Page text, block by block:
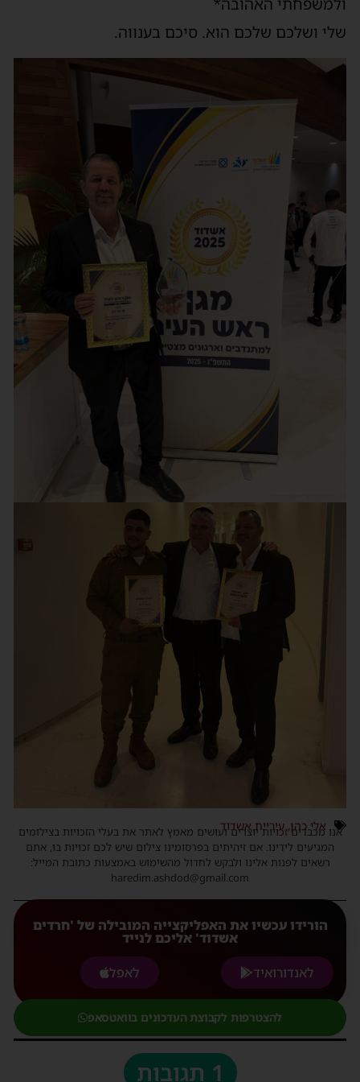
שלי ושלכם שלכם הוא. סיכם בענווה.
אלי כהן,עיריית אשדוד
אנו מכבדים זכויות יוצרים ועושים מאמץ לאתר את בעלי הזכויות בצילומים
המגיעים לידינו. אם זיהיתים בפרסומינו צילום שיש לכם זכויות בו, אתם
רשאים לפנות אלינו ולבקש לחדול מהשימוש באמצעות כתובת המייל:
haredim.ashdod@gmail.com
הורידו עכשיו את האפליקצייה המובילה של 'חרדים
אשדוד' אליכם לנייד
לאנדורואיד
לאפל
להצטרפות לקבוצת העדכונים בוואטסאפ
1 תגובות